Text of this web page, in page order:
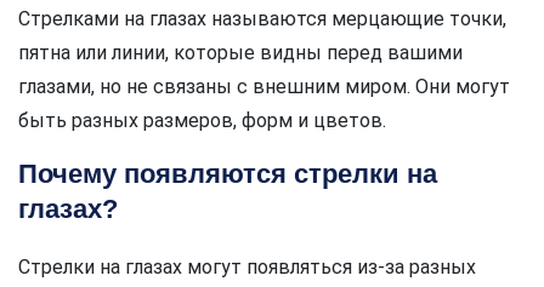
Стрелками на глазах называются мерцающие точки,
пятна или линии, которые видны перед вашими
глазами, но не связаны с внешним миром. Они могут
быть разных размеров, форм и цветов.
Почему появляются стрелки на
глазах?
Стрелки на глазах могут появляться из-за разных